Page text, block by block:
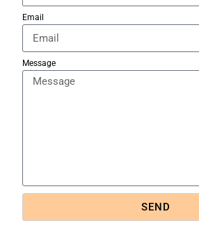
Email
Message
SEND